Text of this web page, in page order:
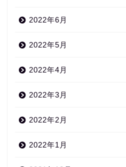
2022年6月
2022年5月
2022年4月
2022年3月
2022年2月
2022年1月